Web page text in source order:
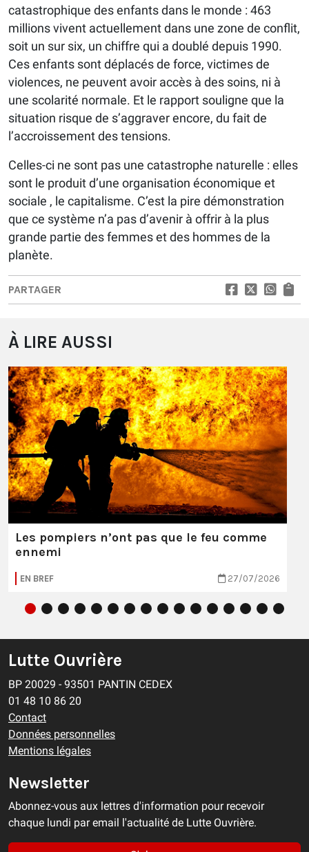
catastrophique des enfants dans le monde : 463
millions vivent actuellement dans une zone de conflit,
soit un sur six, un chiffre qui a doublé depuis 1990.
Ces enfants sont déplacés de force, victimes de
violences, ne peuvent avoir accès à des soins, ni à
une scolarité normale. Et le rapport souligne que la
situation risque de s’aggraver encore, du fait de
l’accroissement des tensions.
Celles-ci ne sont pas une catastrophe naturelle : elles
sont le produit d’une organisation économique et
sociale , le capitalisme. C’est la pire démonstration
que ce système n’a pas d’avenir à offrir à la plus
grande partie des femmes et des hommes de la
planète.
PARTAGER
À LIRE AUSSI
Les pompiers n’ont pas que le feu comme
ennemi
EN BREF 27/07/2026
Lutte Ouvrière
BP 20029 - 93501 PANTIN CEDEX
01 48 10 86 20
Contact
Données personnelles
Mentions légales
Newsletter
Abonnez-vous aux lettres d'information pour recevoir
chaque lundi par email l'actualité de Lutte Ouvrière.